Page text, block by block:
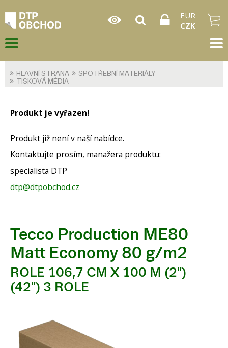
EUR
CZK
HLAVNÍ STRANA
SPOTŘEBNÍ MATERIÁLY
TISKOVÁ MÉDIA
Produkt je vyřazen!
Produkt již není v naší nabídce.
Kontaktujte prosím, manažera produktu:
specialista DTP
dtp@dtpobchod.cz
Tecco Production ME80
Matt Economy 80 g/m2
ROLE 106,7 CM X 100 M (2")
(42") 3 ROLE